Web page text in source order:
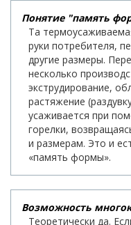
Понятие "память
Та
руки потребителя,
другие размеры.
несколько
экструдирование,
растяжение
усаживается при
горелки,
и размерам. Это и
«память формы».
Возможность
Теоретически да.